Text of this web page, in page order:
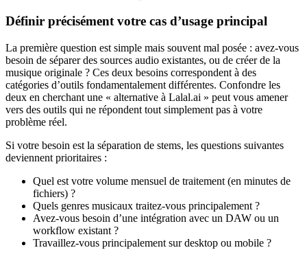
Définir précisément votre cas d’usage principal
La première question est simple mais souvent mal posée : avez-vous
besoin de séparer des sources audio existantes, ou de créer de la
musique originale ? Ces deux besoins correspondent à des
catégories d’outils fondamentalement différentes. Confondre les
deux en cherchant une « alternative à Lalal.ai » peut vous amener
vers des outils qui ne répondent tout simplement pas à votre
problème réel.
Si votre besoin est la séparation de stems, les questions suivantes
deviennent prioritaires :
Quel est votre volume mensuel de traitement (en minutes de
fichiers) ?
Quels genres musicaux traitez-vous principalement ?
Avez-vous besoin d’une intégration avec un DAW ou un
workflow existant ?
Travaillez-vous principalement sur desktop ou mobile ?